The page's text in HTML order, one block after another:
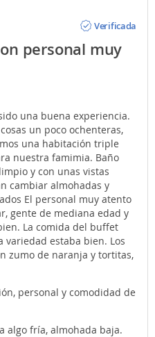
Verificada
personal muy
una buena experiencia.
un poco ochenteras,
una habitación triple
nuestra famimia. Baño
y con unas vistas
cambiar almohadas y
El personal muy atento
gente de mediana edad y
La comida del buffet
variedad estaba bien. Los
zumo de naranja y tortitas,
personal y comodidad de
algo fría, almohada baja.